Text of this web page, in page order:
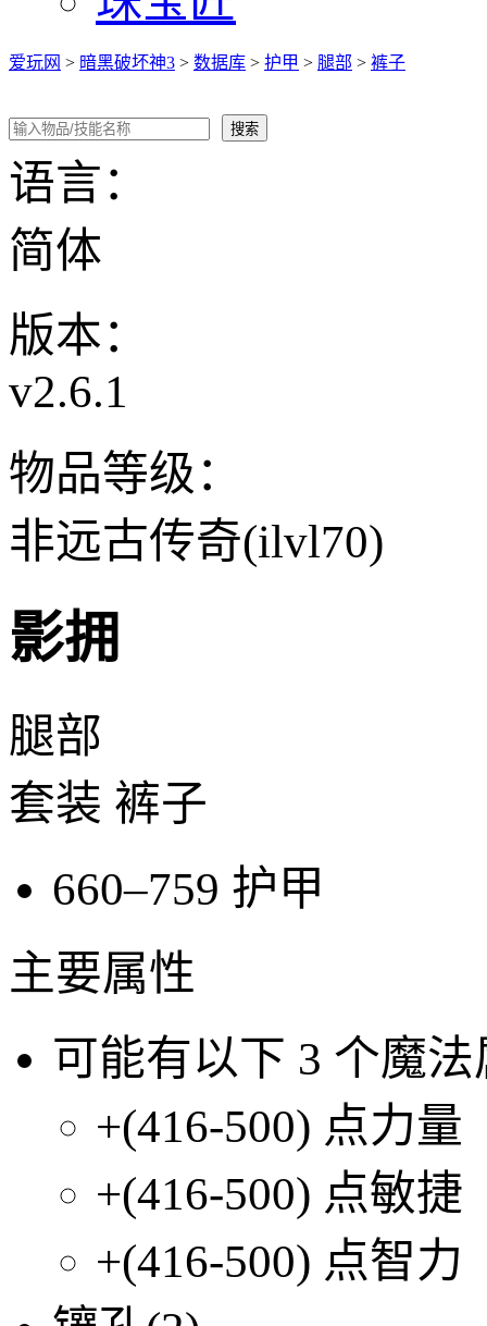
爱玩网 > 暗黑破坏神3 > 数据库 > 护甲 > 腿部 > 裤子
语言：
简体
版本：
v2.6.1
物品等级：
非远古传奇(ilvl70)
影拥
腿部
套装 裤子
660–759 护甲
主要属性
可能有以下 3 个魔
+(416-500) 点力量
+(416-500) 点敏捷
+(416-500) 点智力